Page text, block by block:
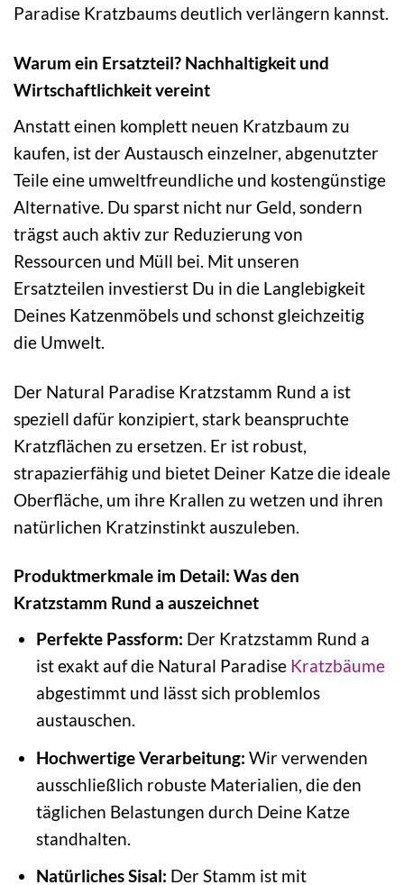
Paradise Kratzbaums deutlich verlängern kannst.
Warum ein Ersatzteil? Nachhaltigkeit und
Wirtschaftlichkeit vereint
Anstatt einen komplett neuen Kratzbaum zu
kaufen, ist der Austausch einzelner, abgenutzter
Teile eine umweltfreundliche und kostengünstige
Alternative. Du sparst nicht nur Geld, sondern
trägst auch aktiv zur Reduzierung von
Ressourcen und Müll bei. Mit unseren
Ersatzteilen investierst Du in die Langlebigkeit
Deines Katzenmöbels und schonst gleichzeitig
die Umwelt.
Der Natural Paradise Kratzstamm Rund a ist
speziell dafür konzipiert, stark beanspruchte
Kratzflächen zu ersetzen. Er ist robust,
strapazierfähig und bietet Deiner Katze die ideale
Oberfläche, um ihre Krallen zu wetzen und ihren
natürlichen Kratzinstinkt auszuleben.
Produktmerkmale im Detail: Was den
Kratzstamm Rund a auszeichnet
Perfekte Passform: Der Kratzstamm Rund a
ist exakt auf die Natural Paradise Kratzbäume
abgestimmt und lässt sich problemlos
austauschen.
Hochwertige Verarbeitung: Wir verwenden
ausschließlich robuste Materialien, die den
täglichen Belastungen durch Deine Katze
standhalten.
Natürliches Sisal: Der Stamm ist mit